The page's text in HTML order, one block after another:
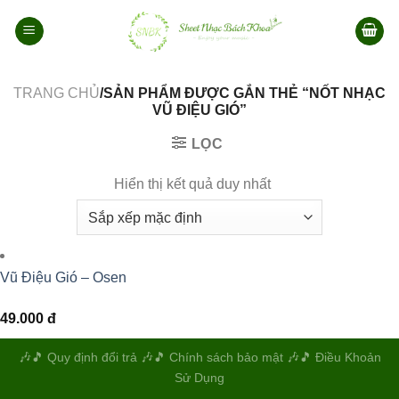
qua
TRANG CHỦ/SẢN PHẨM ĐƯỢC GẮN THẺ “NỐT NHẠC
VŨ ĐIỆU GIÓ”
LỌC
Hiển thị kết quả duy nhất
Vũ Điệu Gió – Osen
49.000 đ
🎶️🎵️ Quy định đổi trả 🎶️🎵️ Chính sách bảo mật 🎶️🎵️ Điều Khoản
Sử Dụng